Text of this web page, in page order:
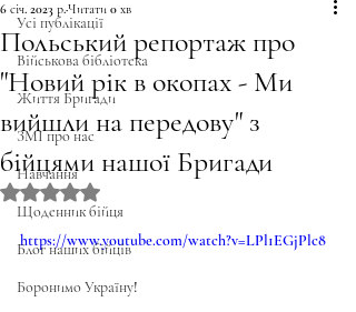
Усі публікації
Військова бібліотека
Життя Бригади
ЗМІ про нас
Навчання
Щоденник бійця
Блог наших бійців
Боронимо Україну!
Польський репортаж про
"Новий рік в окопах - Ми
вийшли на передову" з
бійцями нашої Бригади
6 січ. 2023 р.Читати 0 хв
Оцінка: NaN з 5 зірок.
https://www.youtube.com/watch?v=LPl1EGjPlc8